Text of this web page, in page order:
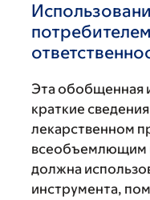
Эта обобщенная
краткие
лекарственном
всеобъемлющим
должна
инструмента,